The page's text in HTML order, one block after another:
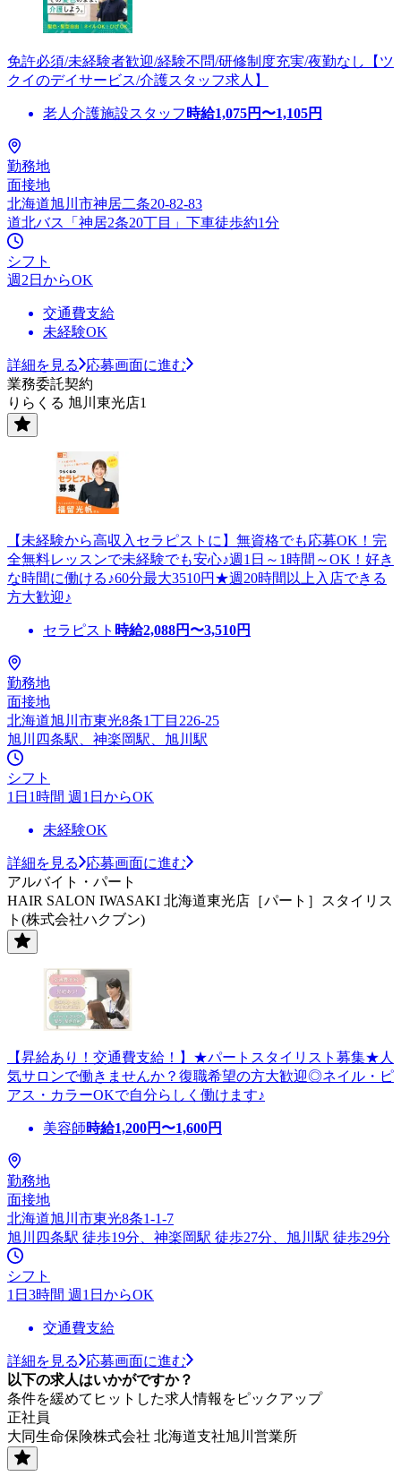
免許必須/未経験者歓迎/経験不問/研修制度充実/夜勤なし【ツ
クイのデイサービス/介護スタッフ求人】
老人介護施設スタッフ 時給1,075円〜1,105円
勤務地
面接地
北海道旭川市神居二条20-82-83
道北バス「神居2条20丁目」下車徒歩約1分
シフト
週2日からOK
交通費支給
未経験OK
詳細を見る
応募画面に進む
業務委託契約
りらくる 旭川東光店1
【未経験から高収入セラピストに】無資格でも応募OK！完
全無料レッスンで未経験でも安心♪週1日～1時間～OK！好き
な時間に働ける♪60分最大3510円★週20時間以上入店できる
方大歓迎♪
セラピスト 時給2,088円〜3,510円
勤務地
面接地
北海道旭川市東光8条1丁目226-25
旭川四条駅、神楽岡駅、旭川駅
シフト
1日1時間 週1日からOK
未経験OK
詳細を見る
応募画面に進む
アルバイト・パート
HAIR SALON IWASAKI 北海道東光店［パート］スタイリス
ト(株式会社ハクブン)
【昇給あり！交通費支給！】★パートスタイリスト募集★人
気サロンで働きませんか？復職希望の方大歓迎◎ネイル・ピ
アス・カラーOKで自分らしく働けます♪
美容師時給1,200円〜1,600円
勤務地
面接地
北海道旭川市東光8条1-1-7
旭川四条駅 徒歩19分、神楽岡駅 徒歩27分、旭川駅 徒歩29分
シフト
1日3時間 週1日からOK
交通費支給
詳細を見る
応募画面に進む
以下の求人はいかがですか？
条件を緩めてヒットした求人情報をピックアップ
正社員
大同生命保険株式会社 北海道支社旭川営業所